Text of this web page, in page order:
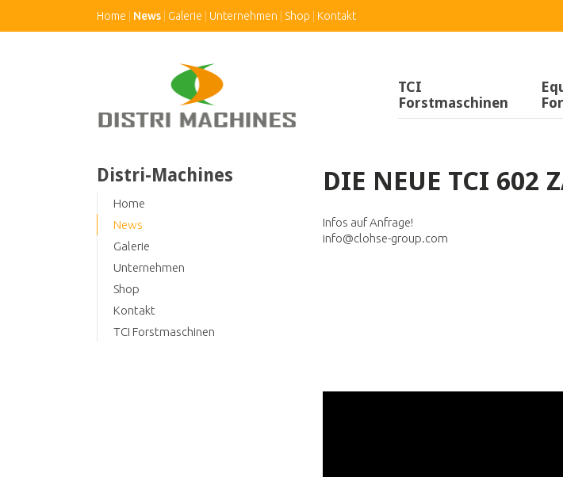
Home News Galerie Unternehmen Shop Kontakt
TCI
Forstmaschinen
Distri-Machines
Home
News
Galerie
Unternehmen
Shop
Kontakt
TCI Forstmaschinen
DIE NEUE TCI 602
Infos auf Anfrage!
info@clohse-group.com